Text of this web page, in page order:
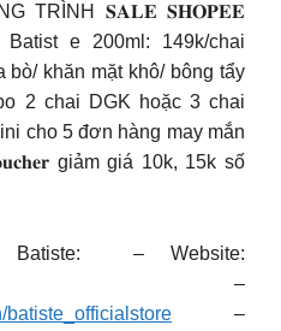
TRÌNH 𝐒𝐀𝐋𝐄 𝐒𝐇𝐎𝐏𝐄𝐄
e 200ml: 149k/chai
bò/ khăn mặt khô/ bông tẩy
2 chai DGK hoặc 3 chai
cho 5 đơn hàng may mắn
giảm giá 10k, 15k số
Batiste: – Website:
batiste_officialstore –